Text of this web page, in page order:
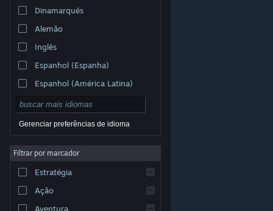
© Valve Corporation. Todos os direitos reservados.
respectivos donos nos EUA e em outros países.
Acessibilidade
Reembolsos|Cookies
Dinamarquês
Alemão
Inglês
Espanhol (Espanha)
Espanhol (América Latina)
Gerenciar preferências de idioma
Filtrar por marcador
Estratégia
Ação
Aventura